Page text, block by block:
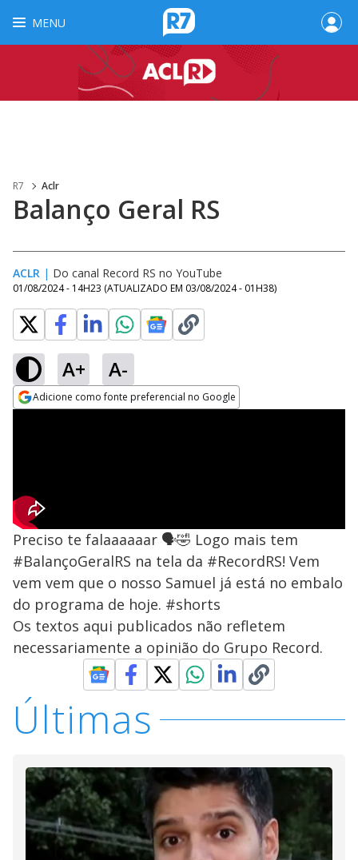
MENU
R7 Aclr
Balanço Geral RS
ACLR | Do canal Record RS no YouTube
01/08/2024 - 14H23 (ATUALIZADO EM 03/08/2024 - 01H38)
A+ A-
Adicione como fonte preferencial no Google
Preciso te falaaaaaar 🗣🤣 Logo mais tem
#BalançoGeralRS na tela da #RecordRS! Vem
vem vem que o nosso Samuel já está no embalo
do programa de hoje. #shorts
Os textos aqui publicados não refletem
necessariamente a opinião do Grupo Record.
Últimas